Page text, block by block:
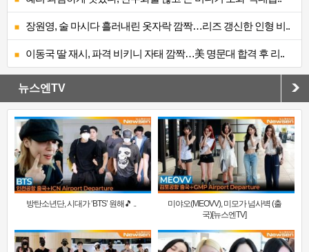
장원영, 술 마시다 흘러내린 옷자락 깜짝…리즈 갱신한 인형 비..
이동국 딸 재시, 파격 비키니 자태 깜짝…美 명문대 합격 후 리..
뉴스엔TV
방탄소년단, 시대가 ‘BTS’ 원해🎵 ..
미야오(MEOVV), 미모가 넘사벽 (출
국)[뉴스엔TV]